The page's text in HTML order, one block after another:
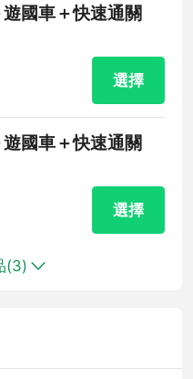
國車＋快速通關
選擇
國車＋快速通關
選擇
(3)